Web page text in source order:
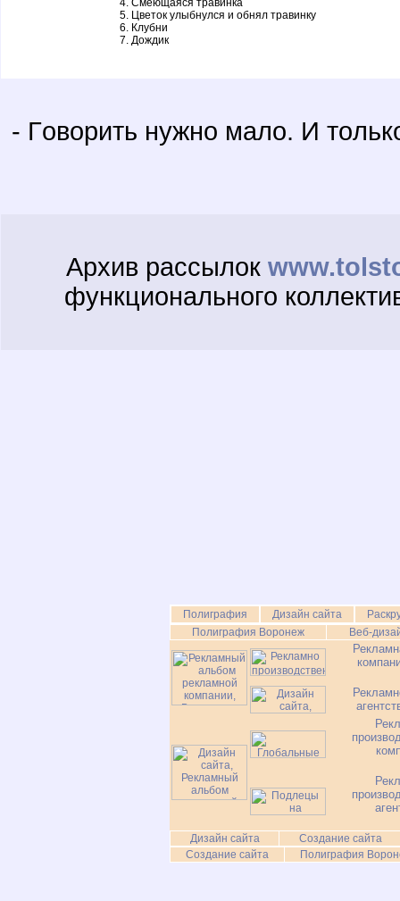
Цветок улыбнулся и обнял травинку
Клубни
Дождик
- Гoвoрить нужнo малo. И
Архив рассылок
функционального
Полиграфия Дизайн сайта
Полиграфия Воронеж
Веб-
Дизайн сайта
Создание сайта
Создание сайта
Полиграфия